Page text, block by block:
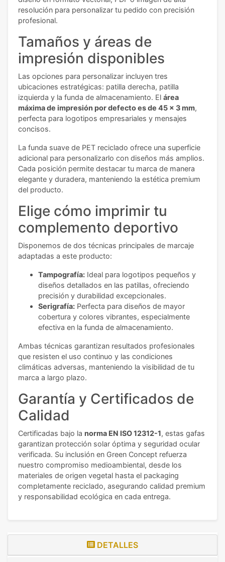
resolución para personalizar tu pedido con precisión
profesional.
Tamaños y áreas de
impresión disponibles
Las opciones para personalizar incluyen tres
ubicaciones estratégicas: patilla derecha, patilla
izquierda y la funda de almacenamiento. El área
máxima de impresión por defecto es de 45 x 3 mm,
perfecta para logotipos empresariales y mensajes
concisos.
La funda suave de PET reciclado ofrece una superficie
adicional para personalizarlo con diseños más amplios.
Cada posición permite destacar tu marca de manera
elegante y duradera, manteniendo la estética premium
del producto.
Elige cómo imprimir tu
complemento deportivo
Disponemos de dos técnicas principales de marcaje
adaptadas a este producto:
Tampografía: Ideal para logotipos pequeños y
diseños detallados en las patillas, ofreciendo
precisión y durabilidad excepcionales.
Serigrafía: Perfecta para diseños de mayor
cobertura y colores vibrantes, especialmente
efectiva en la funda de almacenamiento.
Ambas técnicas garantizan resultados profesionales
que resisten el uso continuo y las condiciones
climáticas adversas, manteniendo la visibilidad de tu
marca a largo plazo.
Garantía y Certificados de
Calidad
Certificadas bajo la norma EN ISO 12312-1, estas gafas
garantizan protección solar óptima y seguridad ocular
verificada. Su inclusión en Green Concept refuerza
nuestro compromiso medioambiental, desde los
materiales de origen vegetal hasta el packaging
completamente reciclado, asegurando calidad premium
y responsabilidad ecológica en cada entrega.
DETALLES